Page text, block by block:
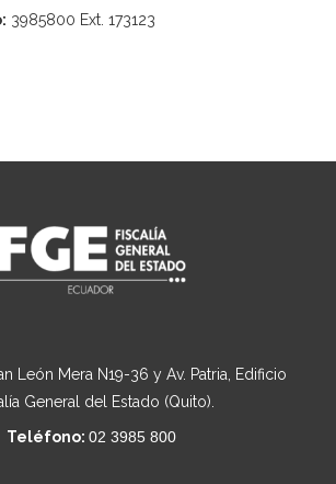
3985800 Ext. 173123
León Mera N19-36 y Av. Patria, Edificio
General del Estado (Quito).
Teléfono: 02 3985 800